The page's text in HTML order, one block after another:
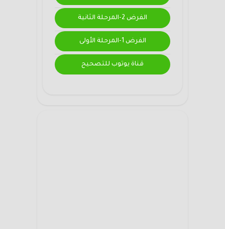
الفرض 2-المرحلة الثانية
الفرض 1-المرحلة الأولى
قناة يوتوب للتصحيح